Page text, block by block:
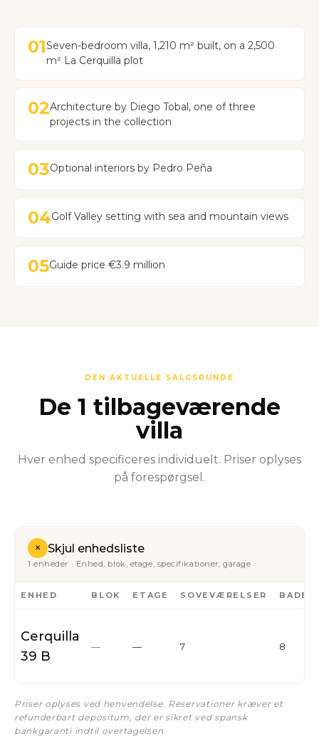
01Seven-bedroom villa, 1,210 m² built, on a 2,500
m² La Cerquilla plot
02Architecture by Diego Tobal, one of three
projects in the collection
03Optional interiors by Pedro Peña
04Golf Valley setting with sea and mountain views
05Guide price €3.9 million
DEN AKTUELLE SALGSRUNDE
De 1 tilbageværende
villa
Hver enhed specificeres individuelt. Priser oplyses
på forespørgsel.
+Skjul enhedsliste
1 enheder · Enhed, blok, etage, specifikationer, garage
ENHED BLOK ETAGE SOVEVÆRELSER
Cerquilla
39 B
— — 7 8
Priser oplyses ved henvendelse. Reservationer kræver et
refunderbart depositum, der er sikret ved spansk
bankgaranti indtil overtagelsen.